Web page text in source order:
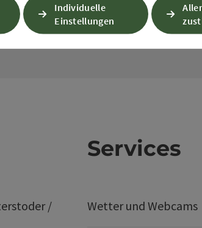
/
Services
Wetter und Webcams
Individuelle
Einstellungen